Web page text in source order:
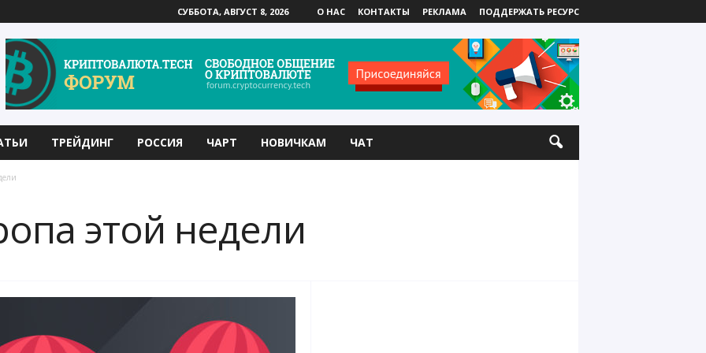
СУББОТА, АВГУСТ 8, 2026 О НАС КОНТАКТЫ РЕКЛАМА ПОДДЕРЖАТЬ РЕСУРС
ТРЕЙДИНГ РОССИЯ ЧАРТ НОВИЧКАМ ЧАТ
этой недели